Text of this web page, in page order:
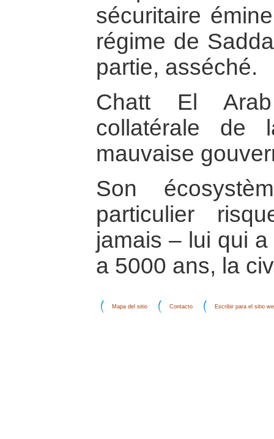
sécuritaire
régime de
partie, asséché.
Chatt El
collatérale
mauvaise
Son
particulier
jamais – lui qui
a 5000 ans, la
Mapa del sitio Contacto Escribir para el sitio